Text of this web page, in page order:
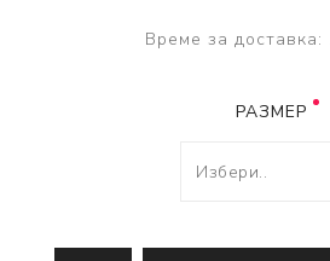
Време за доставка:
РАЗМЕР